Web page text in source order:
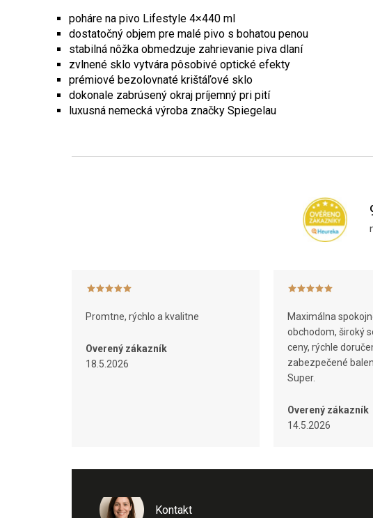
poháre na pivo Lifestyle 4×440 ml
dostatočný objem pre malé pivo s bohatou penou
stabilná nôžka obmedzuje zahrievanie piva dlaní
zvlnené sklo vytvára pôsobivé optické efekty
prémiové bezolovnaté krištáľové sklo
dokonale zabrúsený okraj príjemný pri pití
luxusná nemecká výroba značky Spiegelau
Promtne, rýchlo a kvalitne
Overený zákazník
18.5.2026
Maximálna
obchodom, široký
ceny, rýchle
zabezpečené
Super.
Overený zákazník
14.5.2026
Kontakt